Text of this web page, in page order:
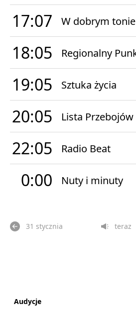
17:07 W dobrym tonie
18:05
19:05 Sztuka życia
20:05 Lista Przebojów
22:05 Radio Beat
0:00 Nuty i minuty
31 stycznia teraz
Audycje